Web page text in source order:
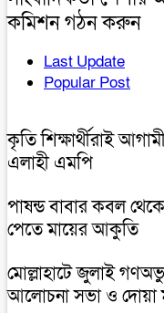
কমিশন গঠন করুন
Last Update
Popular Post
কৃতি শিক্ষার্থীরাই
এলাহী এমপি
পাষন্ড বাবার কবল
পেতে মায়ের আকুতি
মোল্লাহাটে জুলাই
আলোচনা সভা ও দোয়া